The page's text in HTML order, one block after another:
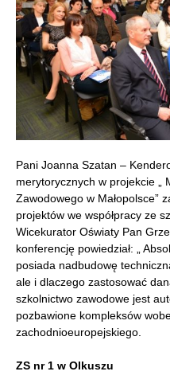
Pani Joanna Szatan –
merytorycznych w projekcie „
Zawodowego w Małopolsce”
projektów we współpracy ze
Wicekurator Oświaty Pan
konferencję powiedział: „
posiada nadbudowę
ale i dlaczego zastosować
szkolnictwo zawodowe jest
pozbawione kompleksów
zachodnioeuropejskiego.
ZS nr 1 w Olkuszu